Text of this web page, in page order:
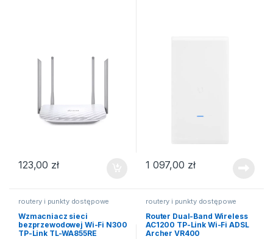
123,00 zł 1 097,00 zł
routery i punkty dostępowe
Wzmacniacz sieci
bezprzewodowej Wi-Fi N300
TP-Link TL-WA855RE
routery i punkty dostępowe
Router Dual-Band Wireless
AC1200 TP-Link Wi-Fi ADSL
Archer VR400